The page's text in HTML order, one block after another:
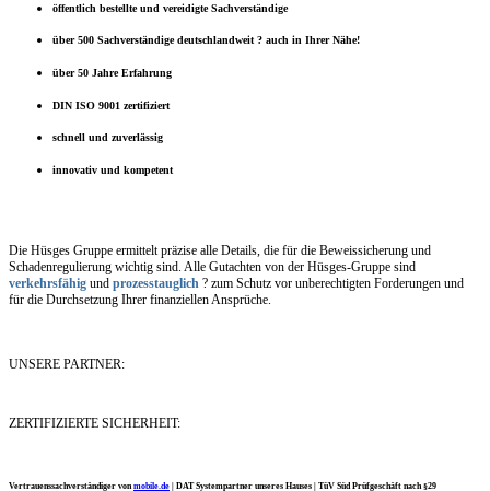
öffentlich bestellte und vereidigte Sachverständige
über 500 Sachverständige deutschlandweit ? auch in Ihrer Nähe!
über 50 Jahre Erfahrung
DIN ISO 9001 zertifiziert
schnell und zuverlässig
innovativ und kompetent
Die Hüsges Gruppe ermittelt präzise alle Details, die für die Beweissicherung und
Schadenregulierung wichtig sind. Alle Gutachten von der Hüsges-Gruppe sind
verkehrsfähig und prozesstauglich ? zum Schutz vor unberechtigten Forderungen und
für die Durchsetzung Ihrer finanziellen Ansprüche.
UNSERE PARTNER:
ZERTIFIZIERTE SICHERHEIT:
Vertrauenssachverständiger vonmobile.de DAT Systempartner unseres Hauses | TüV Süd Prüfgeschäft nach §29